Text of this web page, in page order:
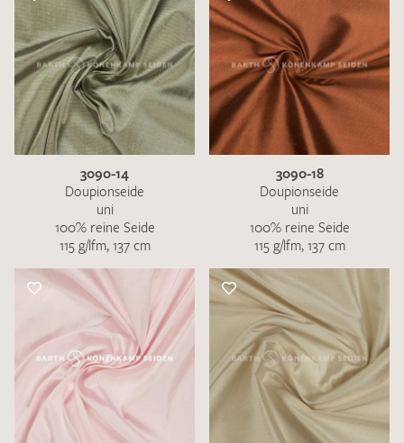
3090-14
Doupionseide
uni
100% reine Seide
115 g/lfm, 137 cm
3090-18
Doupionseide
uni
100% reine Seide
115 g/lfm, 137 cm